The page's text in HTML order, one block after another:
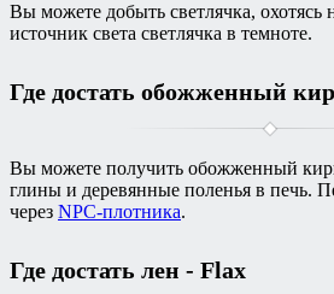
Вы можете добыть светлячка,
источник света светлячка в темноте.
Где достать обожженный
Вы можете получить обожженный
глины и деревянные поленья в печь.
через NPC-плотника.
Где достать лен - Flax